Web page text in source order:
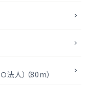
法人）（80m）